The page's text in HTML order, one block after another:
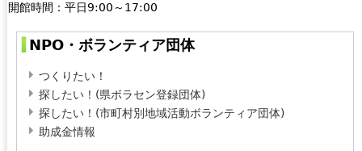
s
e
d
s
開館時間：平日9:00～17:00
NPO・ボランティア団体
つくりたい！
探したい！(県ボラセン登録団体)
探したい！(市町村別地域活動ボランティア団体)
助成金情報